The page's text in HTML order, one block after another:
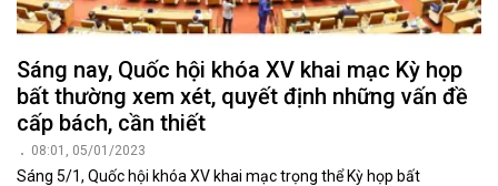
Sáng nay, Quốc hội khóa XV khai mạc Kỳ họp
bất thường xem xét, quyết định những vấn đề
cấp bách, cần thiết
08:01, 05/01/2023
Sáng 5/1, Quốc hội khóa XV khai mạc trọng thể Kỳ họp bất